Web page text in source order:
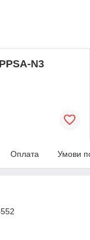
N3
Оплата Умови